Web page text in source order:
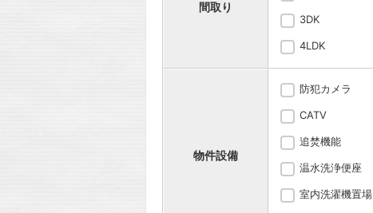
間取り
3DK
4LDK
物件設備
防犯カメラ
CATV
追焚機能
温水洗浄便座
室内洗濯機置場